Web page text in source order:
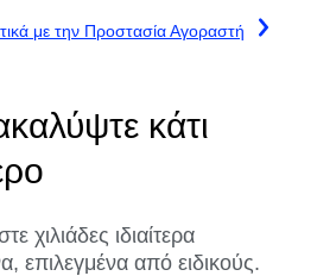
με την Προστασία Αγοραστή
κάτι
χιλιάδες ιδιαίτερα
επιλεγμένα από ειδικούς.